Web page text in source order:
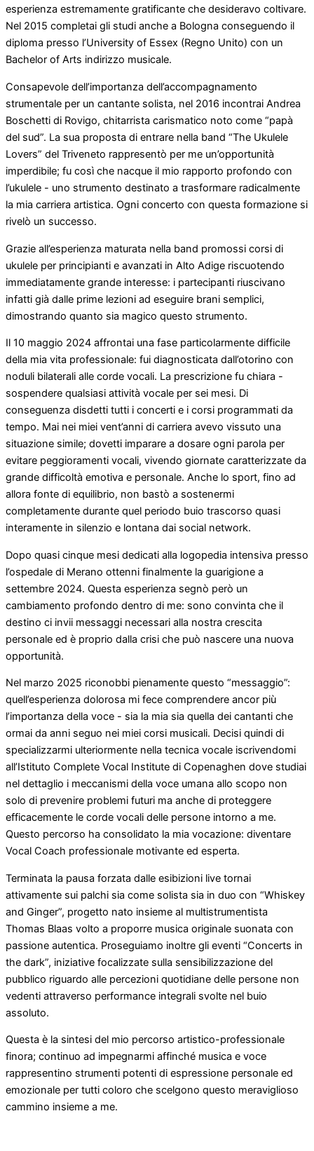
esperienza estremamente gratificante che desideravo coltivare.
Nel 2015 completai gli studi anche a Bologna conseguendo il
diploma presso l’University of Essex (Regno Unito) con un
Bachelor of Arts indirizzo musicale.
Consapevole dell’importanza dell’accompagnamento
strumentale per un cantante solista, nel 2016 incontrai Andrea
Boschetti di Rovigo, chitarrista carismatico noto come “papà
del sud”. La sua proposta di entrare nella band “The Ukulele
Lovers” del Triveneto rappresentò per me un’opportunità
imperdibile; fu così che nacque il mio rapporto profondo con
l’ukulele - uno strumento destinato a trasformare radicalmente
la mia carriera artistica. Ogni concerto con questa formazione si
rivelò un successo.
Grazie all’esperienza maturata nella band promossi corsi di
ukulele per principianti e avanzati in Alto Adige riscuotendo
immediatamente grande interesse: i partecipanti riuscivano
infatti già dalle prime lezioni ad eseguire brani semplici,
dimostrando quanto sia magico questo strumento.
Il 10 maggio 2024 affrontai una fase particolarmente difficile
della mia vita professionale: fui diagnosticata dall’otorino con
noduli bilaterali alle corde vocali. La prescrizione fu chiara -
sospendere qualsiasi attività vocale per sei mesi. Di
conseguenza disdetti tutti i concerti e i corsi programmati da
tempo. Mai nei miei vent’anni di carriera avevo vissuto una
situazione simile; dovetti imparare a dosare ogni parola per
evitare peggioramenti vocali, vivendo giornate caratterizzate da
grande difficoltà emotiva e personale. Anche lo sport, fino ad
allora fonte di equilibrio, non bastò a sostenermi
completamente durante quel periodo buio trascorso quasi
interamente in silenzio e lontana dai social network.
Dopo quasi cinque mesi dedicati alla logopedia intensiva presso
l’ospedale di Merano ottenni finalmente la guarigione a
settembre 2024. Questa esperienza segnò però un
cambiamento profondo dentro di me: sono convinta che il
destino ci invii messaggi necessari alla nostra crescita
personale ed è proprio dalla crisi che può nascere una nuova
opportunità.
Nel marzo 2025 riconobbi pienamente questo “messaggio”:
quell’esperienza dolorosa mi fece comprendere ancor più
l’importanza della voce - sia la mia sia quella dei cantanti che
ormai da anni seguo nei miei corsi musicali. Decisi quindi di
specializzarmi ulteriormente nella tecnica vocale iscrivendomi
all’Istituto Complete Vocal Institute di Copenaghen dove studiai
nel dettaglio i meccanismi della voce umana allo scopo non
solo di prevenire problemi futuri ma anche di proteggere
efficacemente le corde vocali delle persone intorno a me.
Questo percorso ha consolidato la mia vocazione: diventare
Vocal Coach professionale motivante ed esperta.
Terminata la pausa forzata dalle esibizioni live tornai
attivamente sui palchi sia come solista sia in duo con “Whiskey
and Ginger”, progetto nato insieme al multistrumentista
Thomas Blaas volto a proporre musica originale suonata con
passione autentica. Proseguiamo inoltre gli eventi “Concerts in
the dark”, iniziative focalizzate sulla sensibilizzazione del
pubblico riguardo alle percezioni quotidiane delle persone non
vedenti attraverso performance integrali svolte nel buio
assoluto.
Questa è la sintesi del mio percorso artistico-professionale
finora; continuo ad impegnarmi affinché musica e voce
rappresentino strumenti potenti di espressione personale ed
emozionale per tutti coloro che scelgono questo meraviglioso
cammino insieme a me.